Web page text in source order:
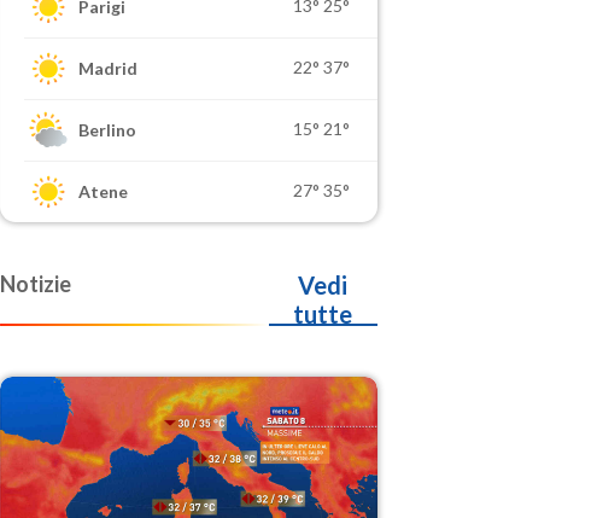
Parigi 13° 25°
Madrid 22° 37°
Berlino 15° 21°
Atene 27° 35°
Notizie
Vedi
tutte